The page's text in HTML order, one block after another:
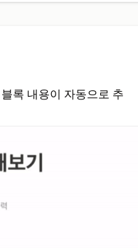
록 내용이 자동으로 추